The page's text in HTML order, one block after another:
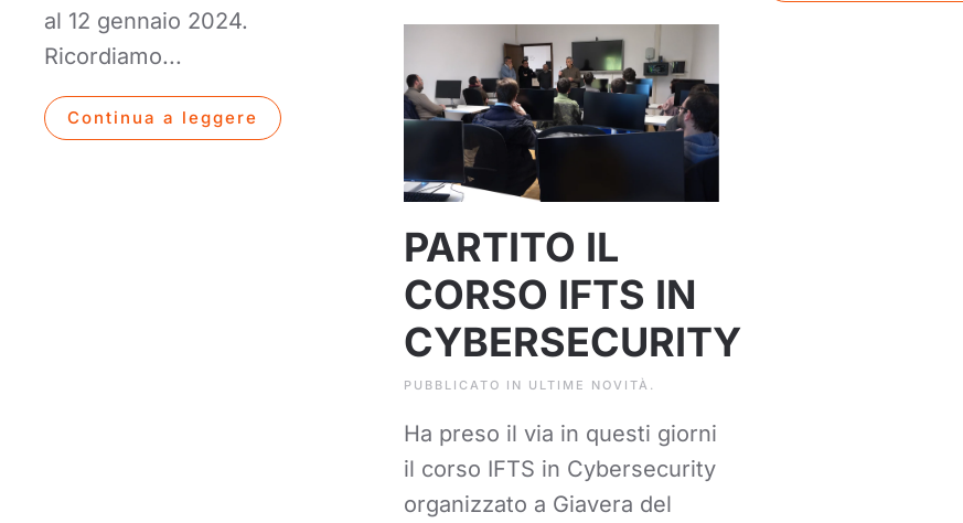
al 12 gennaio 2024.
Ricordiamo...
Continua a leggere
PARTITO IL
CORSO IFTS IN
CYBERSECURITY
PUBBLICATO IN ULTIME NOVITÀ .
Ha preso il via in questi giorni
il corso IFTS in Cybersecurity
organizzato a Giavera del